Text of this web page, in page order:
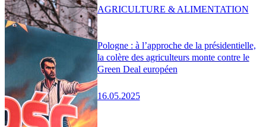
Pologne : à l’approche de la présidentielle,
la colère des agriculteurs monte contre le
Green Deal européen
16.05.2025
AGRICULTURE & ALIMENTATION